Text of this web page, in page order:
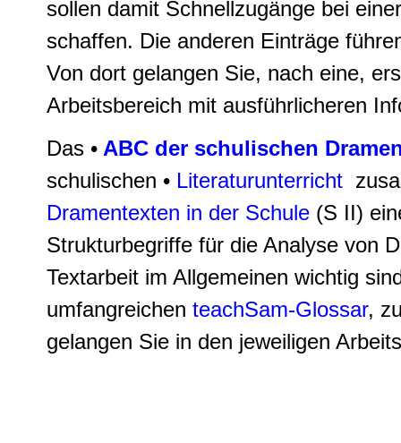
sollen damit Schnellzugänge bei
schaffen. Die anderen Einträge
Von dort gelangen Sie, nach eine,
Arbeitsbereich mit ausführlicheren
Das • ABC der schulischen
schulischen • Literaturunterricht
Dramentexten in der Schule (S II)
Strukturbegriffe für die Analyse von
Textarbeit im Allgemeinen wichtig
umfangreichen teachSam-Glossar,
gelangen Sie in den jeweiligen